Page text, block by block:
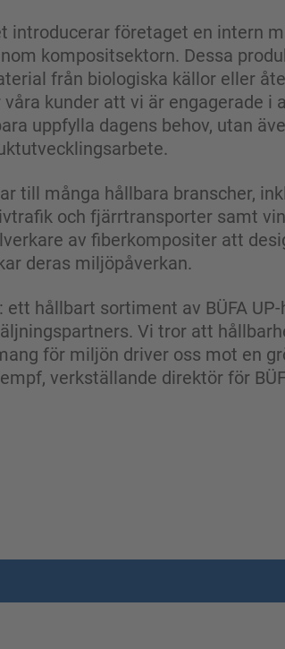
introducerar företaget en intern
kompositsektorn. Dessa
från biologiska källor eller
kunder att vi är engagerade i
uppfylla dagens behov, utan
till många hållbara branscher,
och fjärrtransporter samt
av fiberkompositer att
deras miljöpåverkan.
hållbart sortiment av BÜFA
Vi tror att
för miljön driver oss mot en
verkställande direktör för